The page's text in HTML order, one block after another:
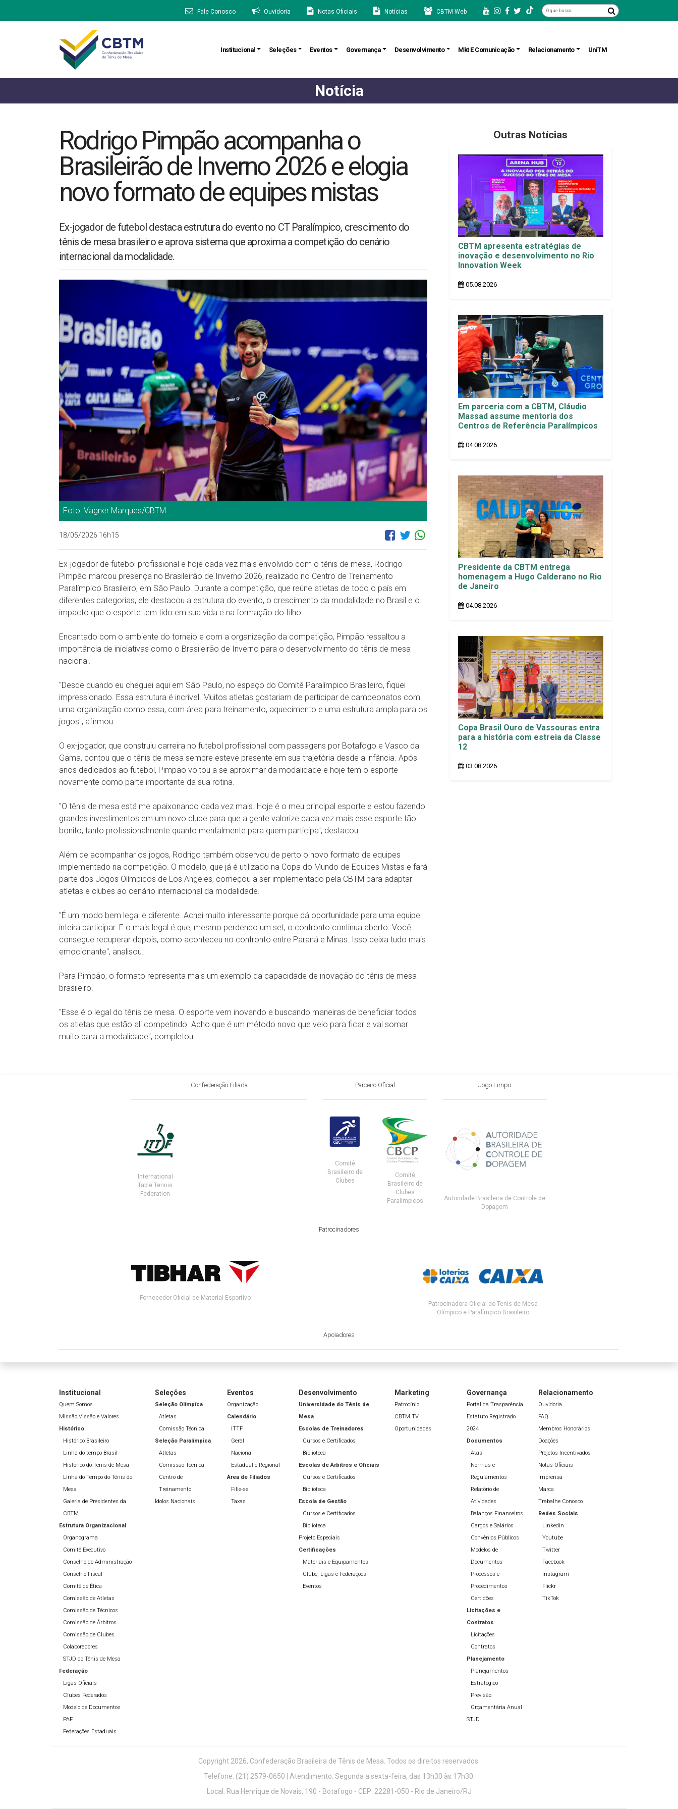
Fale Conosco Ouvidoria Notas Oficiais Notícias CBTM Web
Institucional Seleções Eventos Governança Desenvolvimento Mkt E Comunicação Relacionamento UniTM
Notícia
Rodrigo Pimpão acompanha o
Brasileirão de Inverno 2026 e elogia
novo formato de equipes mistas
Ex-jogador de futebol destaca estrutura do evento no CT Paralímpico, crescimento do
tênis de mesa brasileiro e aprova sistema que aproxima a competição do cenário
internacional da modalidade.
Foto: Vagner Marques/CBTM
18/05/2026 16h15
Ex-jogador de futebol profissional e hoje cada vez mais envolvido com o tênis de mesa, Rodrigo
Pimpão marcou presença no Brasileirão de Inverno 2026, realizado no Centro de Treinamento
Paralímpico Brasileiro, em São Paulo. Durante a competição, que reúne atletas de todo o país em
diferentes categorias, ele destacou a estrutura do evento, o crescimento da modalidade no Brasil e o
impacto que o esporte tem tido em sua vida e na formação do filho.
Encantado com o ambiente do torneio e com a organização da competição, Pimpão ressaltou a
importância de iniciativas como o Brasileirão de Inverno para o desenvolvimento do tênis de mesa
nacional.
"Desde quando eu cheguei aqui em São Paulo, no espaço do Comitê Paralímpico Brasileiro, fiquei
impressionado. Essa estrutura é incrível. Muitos atletas gostariam de participar de campeonatos com
uma organização como essa, com área para treinamento, aquecimento e uma estrutura ampla para os
jogos", afirmou.
O ex-jogador, que construiu carreira no futebol profissional com passagens por Botafogo e Vasco da
Gama, contou que o tênis de mesa sempre esteve presente em sua trajetória desde a infância. Após
anos dedicados ao futebol, Pimpão voltou a se aproximar da modalidade e hoje tem o esporte
novamente como parte importante da sua rotina.
"O tênis de mesa está me apaixonando cada vez mais. Hoje é o meu principal esporte e estou fazendo
grandes investimentos em um novo clube para que a gente valorize cada vez mais esse esporte tão
bonito, tanto profissionalmente quanto mentalmente para quem participa", destacou.
Além de acompanhar os jogos, Rodrigo também observou de perto o novo formato de equipes
implementado na competição. O modelo, que já é utilizado na Copa do Mundo de Equipes Mistas e fará
parte dos Jogos Olímpicos de Los Angeles, começou a ser implementado pela CBTM para adaptar
atletas e clubes ao cenário internacional da modalidade.
"É um modo bem legal e diferente. Achei muito interessante porque dá oportunidade para uma equipe
inteira participar. E o mais legal é que, mesmo perdendo um set, o confronto continua aberto. Você
consegue recuperar depois, como aconteceu no confronto entre Paraná e Minas. Isso deixa tudo mais
emocionante", analisou.
Para Pimpão, o formato representa mais um exemplo da capacidade de inovação do tênis de mesa
brasileiro.
"Esse é o legal do tênis de mesa. O esporte vem inovando e buscando maneiras de beneficiar todos
os atletas que estão ali competindo. Acho que é um método novo que veio para ficar e vai somar
muito para a modalidade", completou.
Outras Notícias
CBTM apresenta estratégias de
inovação e desenvolvimento no Rio
Innovation Week
05.08.2026
Em parceria com a CBTM, Cláudio
Massad assume mentoria dos
Centros de Referência Paralímpicos
04.08.2026
Presidente da CBTM entrega
homenagem a Hugo Calderano no Rio
de Janeiro
04.08.2026
Copa Brasil Ouro de Vassouras entra
para a história com estreia da Classe
12
03.08.2026
Confederação Filiada
International
Table Tennis
Federation
Parceiro Oficial
Comitê
Brasileiro de
Clubes
Comitê
Brasileiro de
Clubes
Paralímpicos
Jogo Limpo
Autoridade Brasileira de Controle de
Dopagem
Patrocinadores
Fornecedor Oficial de Material Esportivo
Patrocinadora Oficial do Tenis de Mesa
Olímpico e Paralímpico Brasileiro
Apoiadores
Institucional
Quem Somos
Missão,Vissão e Valores
Histórico
Histórico Brasileiro
Linha do tempo Brasil
Histórico do Tênis de Mesa
Linha do Tempo do Tênis de
Mesa
Galeria de Presidentes da
CBTM
Estrutura Organizacional
Organograma
Comitê Executivo
Conselho de Administração
Conselho Fiscal
Comitê de Ética
Comissão de Atletas
Comissão de Técnicos
Comissão de Árbitros
Comissão de Clubes
Colaboradores
STJD do Tênis de Mesa
Federação
Ligas Oficiais
Clubes Federados
Modelo de Documentos
PAF
Federações Estaduais
Seleções
Seleção Olímpíca
Atletas
Comissão Técnica
Seleção Paralímpica
Atletas
Comissão Técnica
Centro de
Treinamento
Ídolos Nacionais
Eventos
Organização
Calendário
ITTF
Geral
Nacional
Estadual e Regional
Área de Filiados
Filie-se
Taxas
Desenvolvimento
Universidade do Tênis de
Mesa
Escolas de Treinadores
Cursos e Certificados
Biblioteca
Escolas de Árbitros e Oficiais
Cursos e Certificados
Biblioteca
Escola de Gestão
Cursos e Certificados
Biblioteca
Projeto Especiais
Certificações
Materiais e Equipamentos
Clube, Ligas e Federações
Eventos
Marketing
Patrocínio
CBTM TV
Oportunidades
Governança
Portal da Trasparência
Estatuto Registrado
2024
Documentos
Atas
Normas e
Regulamentos
Relatório de
Atividades
Balanços Financeiros
Cargos e Salários
Convênios Públicos
Modelos de
Documentos
Processos e
Procedimentos
Certidões
Licitações e
Contratos
Licitações
Contratos
Planejamento
Planejamentos
Estratégico
Previsão
Orçamentária Anual
STJD
Relacionamento
Ouvidoria
FAQ
Membros Honorários
Doações
Projetos Incentivados
Notas Oficiais
Imprensa
Marca
Trabalhe Conosco
Redes Sociais
Linkedin
Youtube
Twitter
Facebook
Instagram
Flickr
TikTok
Copyright 2026, Confederação Brasileira de Tênis de Mesa. Todos os direitos reservados.
Telefone: (21) 2579-0650 | Atendimento: Segunda a sexta-feira, das 13h30 às 17h30.
Local: Rua Henrique de Novais, 190 - Botafogo - CEP: 22281-050 - Rio de Janeiro/RJ